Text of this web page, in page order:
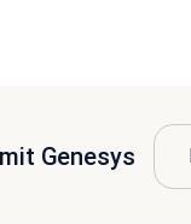
Genesys